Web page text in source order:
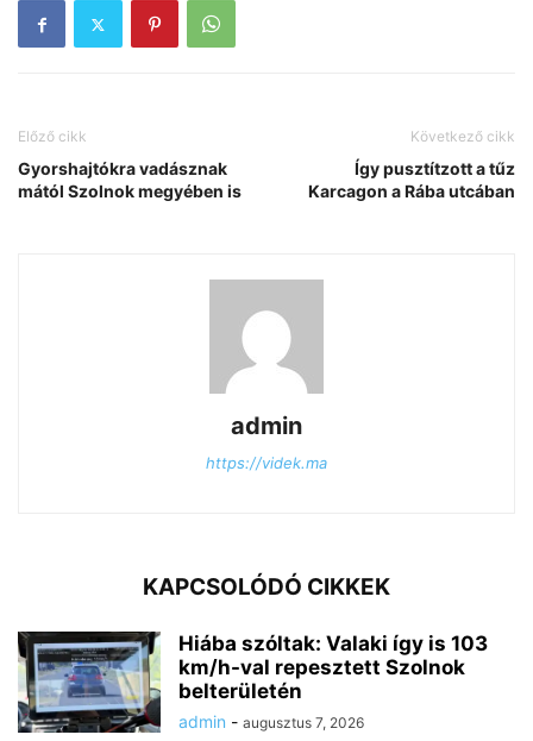
Előző cikk
Gyorshajtókra vadásznak
mától Szolnok megyében is
Következő cikk
Így pusztítzott a tűz
Karcagon a Rába utcában
admin
https://videk.ma
KAPCSOLÓDÓ CIKKEK
Hiába szóltak: Valaki így is 103
km/h-val repesztett Szolnok
belterületén
admin - augusztus 7, 2026